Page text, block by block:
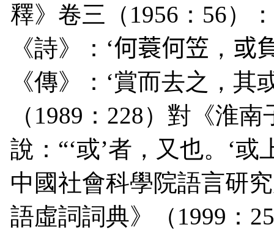
釋》卷三（ 1956 ： 56）
《詩》：‘何蓑何笠 ， 或
《傳》：‘賞而去之，其
（ 1989 ： 228）對《淮南
說：“‘或’者，又也。‘
中國社會科學院語言研
語虛詞詞典》（ 1999 ：